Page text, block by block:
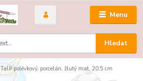
Menu
Hledat
Talíř polévkový, porcelán, žlutý mat, 20,5 cm